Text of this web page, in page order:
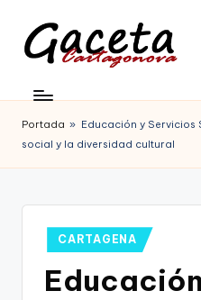
Saltar
contenido
c
e
t
Gaceta
Cartagonova,
La
que
informa
Portada » Educación y Servicios
social y la diversidad cultural
Publicado
en
CARTAGENA